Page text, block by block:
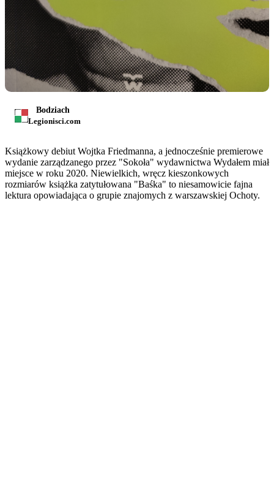
Bodziach
Legionisci.com
Książkowy debiut Wojtka Friedmanna, a jednocześnie premierowe
wydanie zarządzanego przez "Sokoła" wydawnictwa Wydałem miał
miejsce w roku 2020. Niewielkich, wręcz kieszonkowych
rozmiarów książka zatytułowana "Baśka" to niesamowicie fajna
lektura opowiadająca o grupie znajomych z warszawskiej Ochoty.